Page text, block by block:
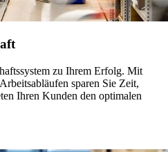
zu Ihrem Erfolg. Mit
sparen Sie Zeit,
Ihren Kunden den optimalen